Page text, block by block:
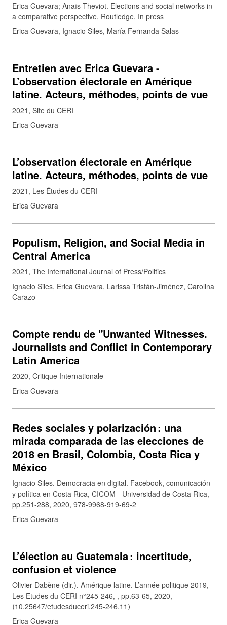
Erica Guevara; Anaïs Theviot. Elections and social networks in
a comparative perspective, Routledge, In press
Erica Guevara, Ignacio Siles, María Fernanda Salas
Entretien avec Erica Guevara -
L’observation électorale en Amérique
latine. Acteurs, méthodes, points de vue
2021 Site du CERI
Erica Guevara
L’observation électorale en Amérique
latine. Acteurs, méthodes, points de vue
2021 Les Études du CERI
Erica Guevara
Populism, Religion, and Social Media in
Central America
2021 The International Journal of Press/Politics
Ignacio Siles, Erica Guevara, Larissa Tristán-Jiménez, Carolina
Carazo
Compte rendu de "Unwanted Witnesses.
Journalists and Conflict in Contemporary
Latin America
2020 Critique Internationale
Erica Guevara
Redes sociales y polarización : una
mirada comparada de las elecciones de
2018 en Brasil, Colombia, Costa Rica y
México
Ignacio Siles. Democracia en digital. Facebook, comunicación
y política en Costa Rica, CICOM - Universidad de Costa Rica,
pp.251-288, 2020, 978-9968-919-69-2
Erica Guevara
L’élection au Guatemala : incertitude,
confusion et violence
Olivier Dabène (dir.). Amérique latine. L’année politique 2019,
Les Etudes du CERI n°245-246, , pp.63-65, 2020,
⟨10.25647/etudesduceri.245-246.11⟩
Erica Guevara